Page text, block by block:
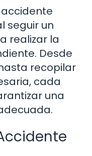
seguir un
realizar la
Desde
recopilar
cada
una